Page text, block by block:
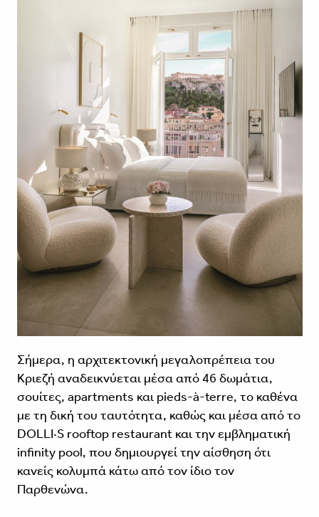
Σήμερα, η αρχιτεκτονική μεγαλοπρέπεια του
Κριεζή αναδεικνύεται μέσα από 46 δωμάτια,
σουίτες, apartments και pieds-à-terre, το καθένα
με τη δική του ταυτότητα, καθώς και μέσα από το
DOLLI·S rooftop restaurant και την εμβληματική
infinity pool, που δημιουργεί την αίσθηση ότι
κανείς κολυμπά κάτω από τον ίδιο τον
Παρθενώνα.